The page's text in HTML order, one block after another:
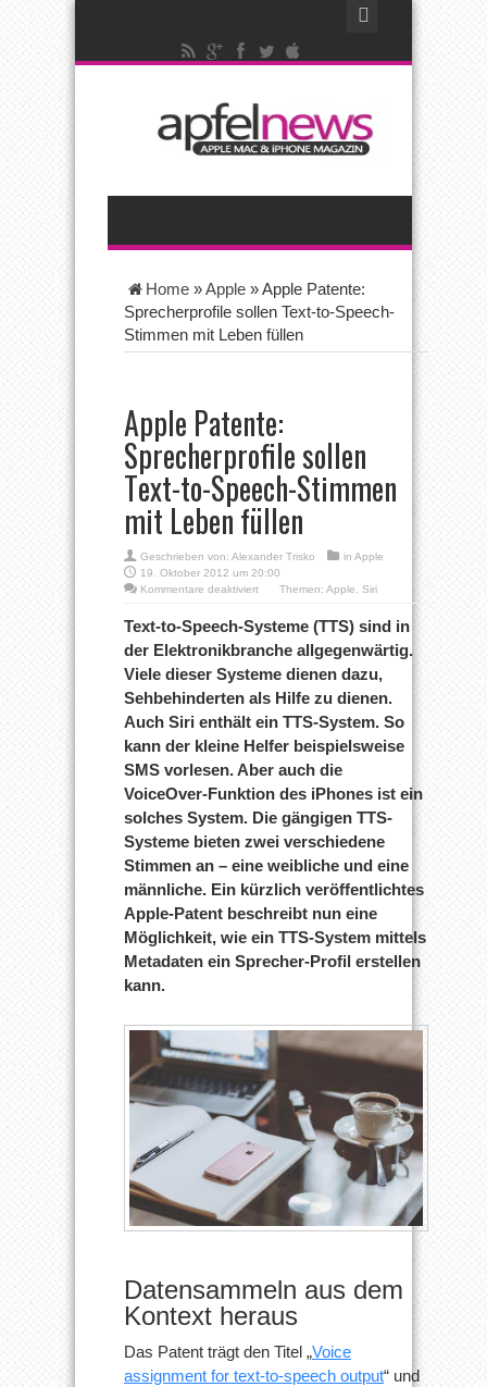
Home »Apple »Apple Patente:
Sprecherprofile sollen Text-to-Speech-
Stimmen mit Leben füllen
Apple Patente:
Sprecherprofile sollen
Text-to-Speech-Stimmen
mit Leben füllen
Geschrieben von: Alexander Trisko in Apple
19. Oktober 2012 um 20:00
Kommentare deaktiviertfür
Sprecherprofile
sollen
to-
Speech-
mit
Leben
füllen
Themen: Apple Siri
Text-to-Speech-Systeme (TTS) sind in
der Elektronikbranche allgegenwärtig.
Viele dieser Systeme dienen dazu,
Sehbehinderten als Hilfe zu dienen.
Auch Siri enthält ein TTS-System. So
kann der kleine Helfer beispielsweise
SMS vorlesen. Aber auch die
VoiceOver-Funktion des iPhones ist ein
solches System. Die gängigen TTS-
Systeme bieten zwei verschiedene
Stimmen an – eine weibliche und eine
männliche. Ein kürzlich veröffentlichtes
Apple-Patent beschreibt nun eine
Möglichkeit, wie ein TTS-System mittels
Metadaten ein Sprecher-Profil erstellen
kann.
Datensammeln aus dem
Kontext heraus
Das Patent trägt den Titel „Voice
assignment for text-to-speech output“ und